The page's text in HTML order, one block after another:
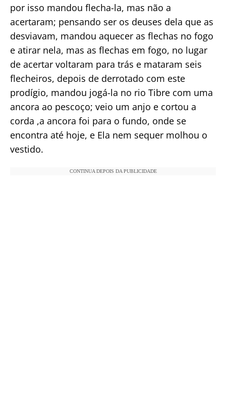
por isso mandou flecha-la, mas não a
acertaram; pensando ser os deuses dela que as
desviavam, mandou aquecer as flechas no fogo
e atirar nela, mas as flechas em fogo, no lugar
de acertar voltaram para trás e mataram seis
flecheiros, depois de derrotado com este
prodígio, mandou jogá-la no rio Tibre com uma
ancora ao pescoço; veio um anjo e cortou a
corda ,a ancora foi para o fundo, onde se
encontra até hoje, e Ela nem sequer molhou o
vestido.
CONTINUA DEPOIS DA PUBLICIDADE